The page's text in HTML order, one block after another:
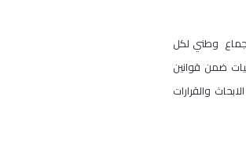
إجماع وطني لكل
ضمن قوانين
والقرارات